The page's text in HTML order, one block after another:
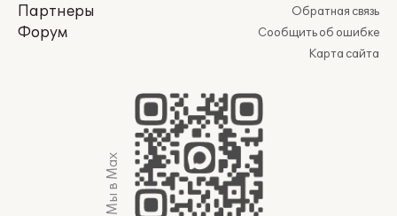
Партнеры
Форум
Обратная связь
Сообщить об ошибке
Карта сайта
Мы в Max